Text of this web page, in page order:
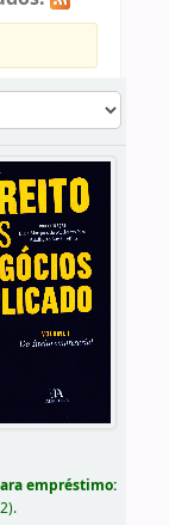
empréstimo: